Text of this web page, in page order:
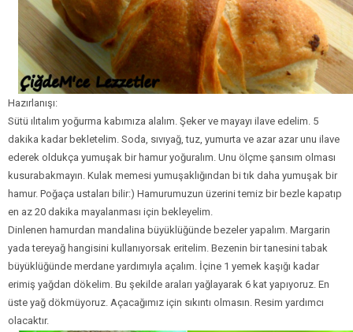
Hazırlanışı:
Sütü ılıtalım yoğurma kabımıza alalım. Şeker ve mayayı ilave edelim. 5
dakika kadar bekletelim. Soda, sıvıyağ, tuz, yumurta ve azar azar unu ilave
ederek oldukça yumuşak bir hamur yoğuralım. Unu ölçme şansım olması
kusurabakmayın. Kulak memesi yumuşaklığından bi tık daha yumuşak bir
hamur. Poğaça ustaları bilir:) Hamurumuzun üzerini temiz bir bezle kapatıp
en az 20 dakika mayalanması için bekleyelim.
Dinlenen hamurdan mandalina büyüklüğünde bezeler yapalım. Margarin
yada tereyağ hangisini kullanıyorsak eritelim. Bezenin bir tanesini tabak
büyüklüğünde merdane yardımıyla açalım. İçine 1 yemek kaşığı kadar
erimiş yağdan dökelim. Bu şekilde araları yağlayarak 6 kat yapıyoruz. En
üste yağ dökmüyoruz. Açacağımız için sıkıntı olmasın. Resim yardımcı
olacaktır.